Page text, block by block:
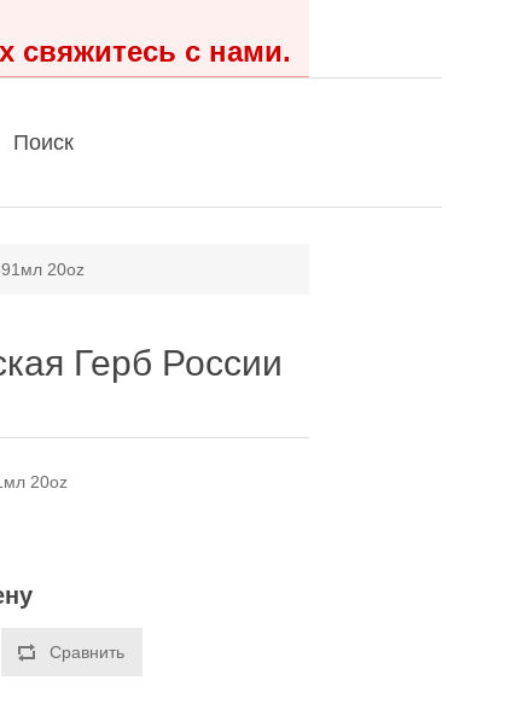
свяжитесь с нами.
Поиск
20oz
Герб России
20oz
Сравнить